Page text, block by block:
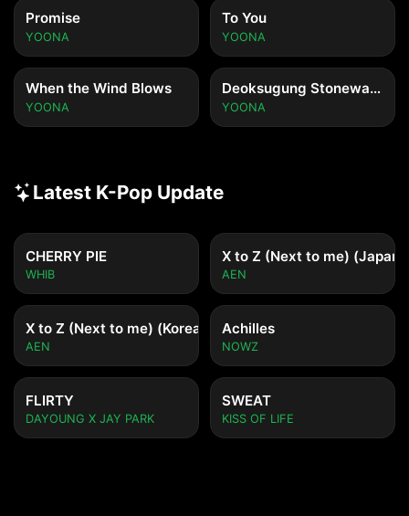
Promise
YOONA
To You
YOONA
When the Wind Blows
YOONA
Deoksugung Stonewall Walkway (feat. 10cm)
YOONA
Latest K-Pop Update
CHERRY PIE
WHIB
X to Z (Next to me)
AEN
X to Z (Next to me) (Korean ver.)
AEN
Achilles
NOWZ
FLIRTY
DAYOUNG X JAY PARK
SWEAT
KISS OF LIFE